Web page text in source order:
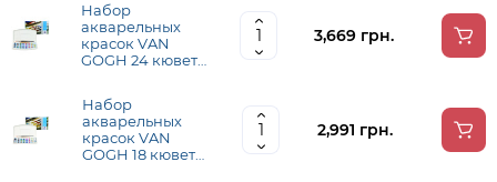
Royal Talens
Набор
акварельных
красок VAN
GOGH 24 кюветы
3,669 грн.
Набор
акварельных
красок VAN
GOGH 18 кювет
2,991 грн.